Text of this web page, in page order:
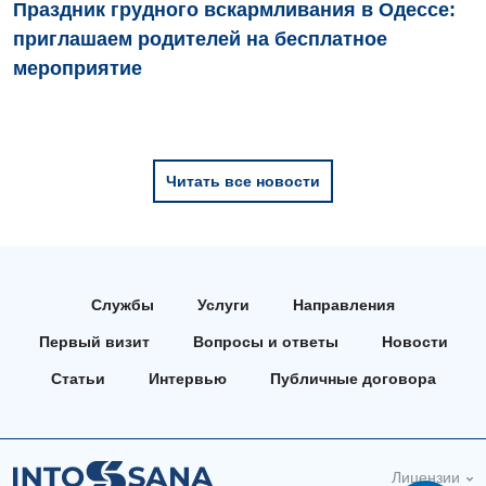
Медицинская психология
Неврология
Ортопедия и травматология
Оториноларингология
Педиатрическое отделение
Праздник грудного вскармливания в Одессе:
приглашаем родителей на бесплатное
мероприятие
Читать все новости
Службы Услуги Направления
Первый визит Вопросы и ответы Новости
Статьи Интервью Публичные договора
Лицензии